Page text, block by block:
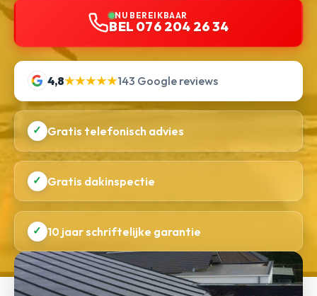
NU BEREIKBAAR
BEL 076 204 26 34
4,8★★★★★143 Google reviews
✓ Gratis telefonisch advies
✓ Gratis dakinspectie
✓ 10 jaar schriftelijke garantie